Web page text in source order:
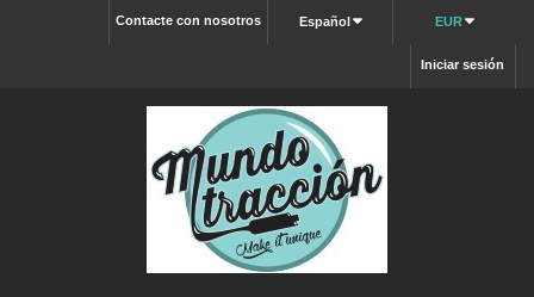
EUR
Español
Contacte con nosotros
Iniciar sesión